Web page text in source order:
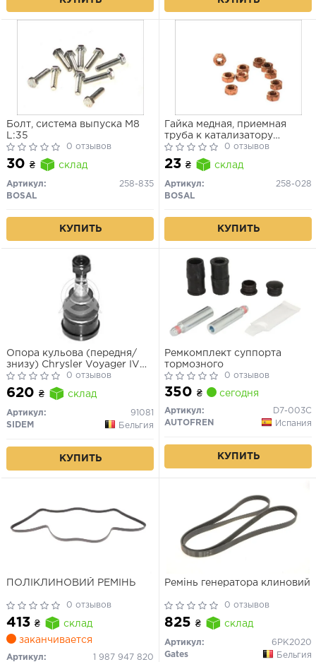
Болт, система выпуска M8
L:35
0 отзывов
30 ₴ склад
Артикул:
258-835
BOSAL
КУПИТЬ
Гайка медная, приемная
труба к катализатору
M8x1.25(без фланця)
0 отзывов
23 ₴ склад
Артикул:
258-028
BOSAL
КУПИТЬ
Опора кульова (передня/
знизу) Chrysler Voyager IV
00-08
0 отзывов
620 ₴ склад
Артикул:
91081
SIDEM
Бельгия
КУПИТЬ
Ремкомплект суппорта
тормозного
0 отзывов
350 ₴ сегодня
Артикул:
D7-003C
AUTOFREN
Испания
КУПИТЬ
ПОЛІКЛИНОВИЙ РЕМІНЬ
0 отзывов
413 ₴
склад
заканчивается
Артикул:
1 987 947 820
Ремінь генератора клиновий
0 отзывов
825 ₴ склад
Артикул:
6PK2020
Gates
Бельгия